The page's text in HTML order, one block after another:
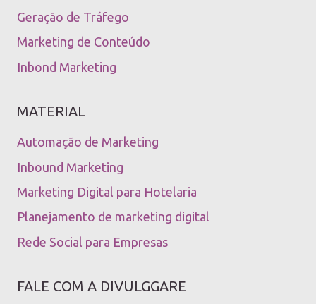
Geração de Tráfego
Marketing de Conteúdo
Inbond Marketing
MATERIAL
Automação de Marketing
Inbound Marketing
Marketing Digital para Hotelaria
Planejamento de marketing digital
Rede Social para Empresas
FALE COM A DIVULGGARE